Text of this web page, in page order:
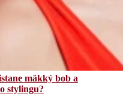
mäkký bob a
stylingu?